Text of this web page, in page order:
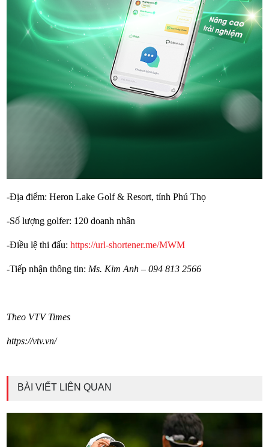
-Địa điểm: Heron Lake Golf & Resort, tỉnh Phú Thọ
-Số lượng golfer: 120 doanh nhân
-Điều lệ thi đấu:https://url-shortener.me/MWM
-Tiếp nhận thông tin: Ms. Kim Anh – 094 813 2566
Theo VTV Times
https://vtv.vn/
BÀI VIẾT LIÊN QUAN